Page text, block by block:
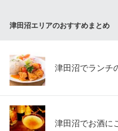
千葉県習志野市津田沼1-2-12 三山
津田沼エリアのおすすめまとめ
津田沼でランチ
津田沼でお酒に